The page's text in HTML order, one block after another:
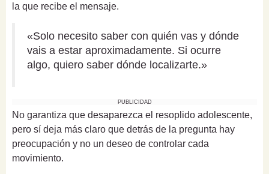
la que recibe el mensaje.
«Solo necesito saber con quién vas y dónde
vais a estar aproximadamente. Si ocurre
algo, quiero saber dónde localizarte.»
PUBLICIDAD
No garantiza que desaparezca el resoplido adolescente,
pero sí deja más claro que detrás de la pregunta hay
preocupación y no un deseo de controlar cada
movimiento.